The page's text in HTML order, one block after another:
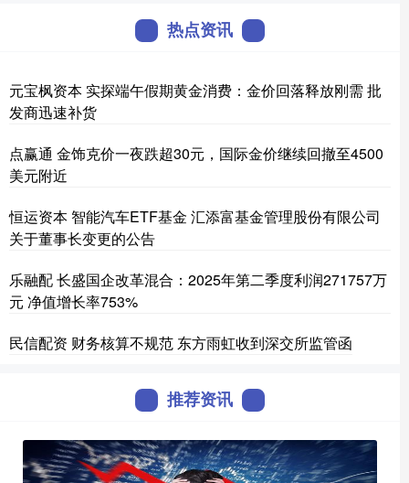
热点资讯
元宝枫资本 实探端午假期黄金消费：金价回落释放刚需 批
发商迅速补货
点赢通 金饰克价一夜跌超30元，国际金价继续回撤至4500
美元附近
恒运资本 智能汽车ETF基金 汇添富基金管理股份有限公司
关于董事长变更的公告
乐融配 长盛国企改革混合：2025年第二季度利润271757万
元 净值增长率753%
民信配资 财务核算不规范 东方雨虹收到深交所监管函
推荐资讯